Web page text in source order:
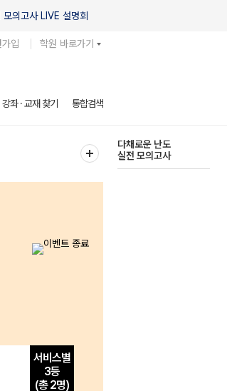
의고사 LIVE 설명회
입 학원 바로가기
강좌 · 교재 찾기 통합검색
다채로운 난도
실전 모의고사
서비스별
3등
(총 2명)